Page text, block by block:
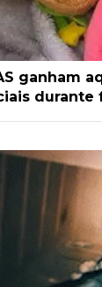
ganham
durante